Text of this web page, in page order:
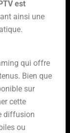
est
ainsi une
qui offre
Bien que
sur
cette
diffusion
ou